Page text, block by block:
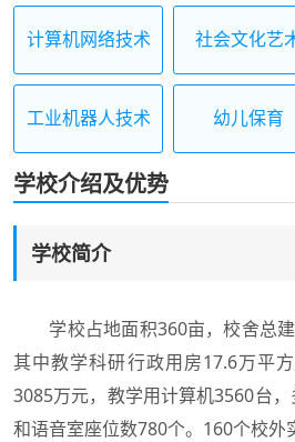
计算机网络技术 社会文化艺
工业机器人技术
幼儿保育
学校介绍及优势
学校简介
学校占地面积360亩，校舍总建
其中教学科研行政用房17.6万平
3085万元，教学用计算机3560台
和语音室座位数780个。160个校外